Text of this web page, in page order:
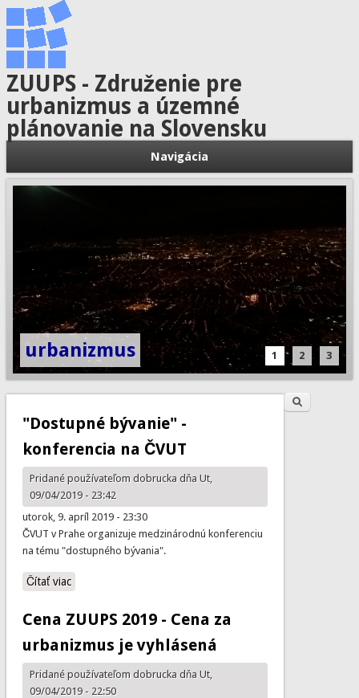
ZUUPS - Združenie pre
urbanizmus a územné
plánovanie na Slovensku
Navigácia
urbanizmus 1 2 3
"Dostupné bývanie" -
konferencia na ČVUT
Pridané používateľom dobruckadňa Ut,
09/04/2019 - 23:42
utorok, 9. apríl 2019 - 23:30
ČVUT v Prahe organizuje medzinárodnú konferenciu
na tému "dostupného bývania".
Čítať viaco "Dostupné bývanie" - konferencia na ČVUT
Cena ZUUPS 2019 - Cena za
urbanizmus je vyhlásená
Pridané používateľom dobruckadňa Ut,
09/04/2019 - 22:50
Hľadať